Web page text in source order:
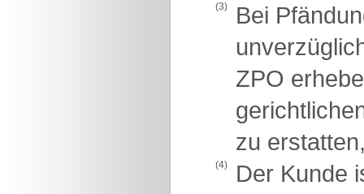
(3)
Bei
ZPO
zu
(4)
Der Kunde